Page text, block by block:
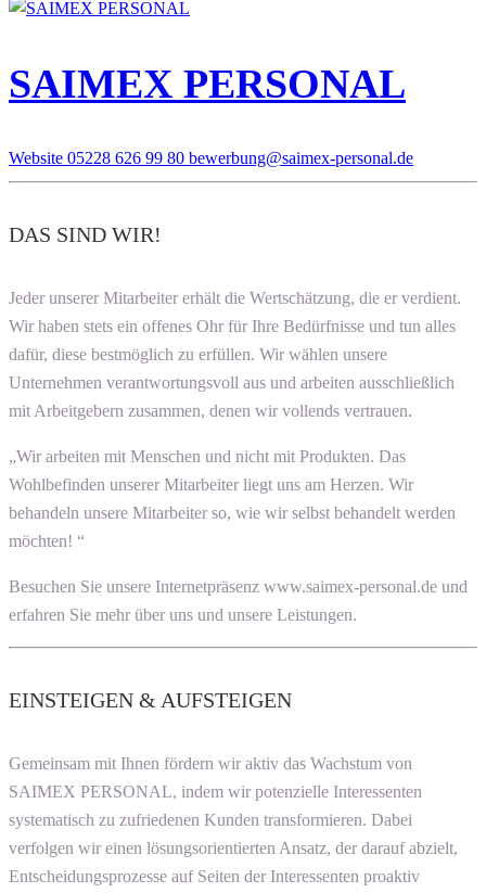
SAIMEX PERSONAL
Website 05228 626 99 80 bewerbung@saimex-personal.de
DAS SIND WIR!
Jeder unserer Mitarbeiter erhält die Wertschätzung, die er verdient.
Wir haben stets ein offenes Ohr für Ihre Bedürfnisse und tun alles
dafür, diese bestmöglich zu erfüllen. Wir wählen unsere
Unternehmen verantwortungsvoll aus und arbeiten ausschließlich
mit Arbeitgebern zusammen, denen wir vollends vertrauen.
„Wir arbeiten mit Menschen und nicht mit Produkten. Das
Wohlbefinden unserer Mitarbeiter liegt uns am Herzen. Wir
behandeln unsere Mitarbeiter so, wie wir selbst behandelt werden
möchten! “
Besuchen Sie unsere Internetpräsenz www.saimex-personal.de und
erfahren Sie mehr über uns und unsere Leistungen.
EINSTEIGEN & AUFSTEIGEN
Gemeinsam mit Ihnen fördern wir aktiv das Wachstum von
SAIMEX PERSONAL, indem wir potenzielle Interessenten
systematisch zu zufriedenen Kunden transformieren. Dabei
verfolgen wir einen lösungsorientierten Ansatz, der darauf abzielt,
Entscheidungsprozesse auf Seiten der Interessenten proaktiv